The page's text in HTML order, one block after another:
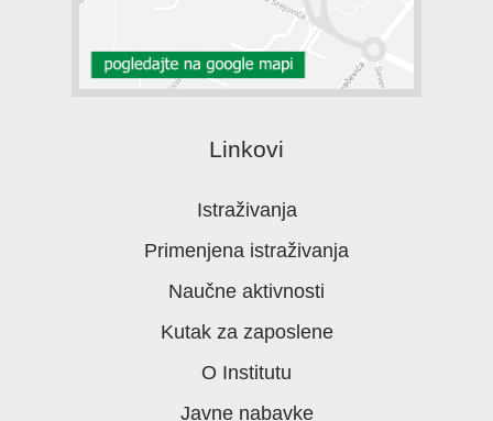
Linkovi
Istraživanja
Primenjena istraživanja
Naučne aktivnosti
Kutak za zaposlene
O Institutu
Javne nabavke